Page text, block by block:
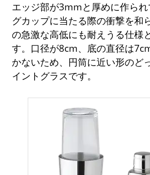
エッジ部が3mmと厚めに作ら
グカップに当たる際の衝撃を和
の急激な高低にも耐えうる仕様
す。口径が8cm、底の直径は
かないため、円筒に近い形のど
イントグラスです。